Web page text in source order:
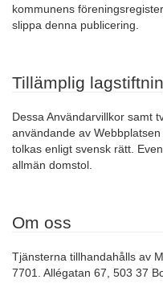
kommunens
slippa denna publicering.
Tillämplig
Dessa Användarvillkor samt
användande av
tolkas enligt svensk rätt.
allmän domstol.
Om oss
Tjänsterna tillhandahålls av
7701. Allégatan 67, 503 37